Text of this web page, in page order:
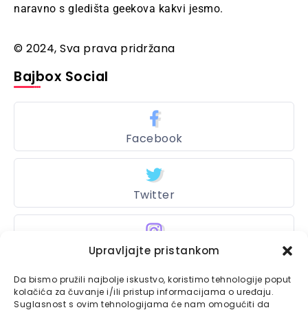
Upravljajte pristankom
Da bismo pružili najbolje iskustvo, koristimo tehnologije poput
kolačića za čuvanje i/ili pristup informacijama o uređaju.
Suglasnost s ovim tehnologijama će nam omogućiti da
naravno s gledišta geekova kakvi jesmo.
© 2024, Sva prava pridržana
Bajbox Social
Facebook
Twitter
Instagram